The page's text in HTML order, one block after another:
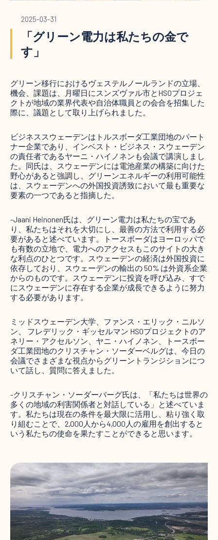
2025-03-31
「グリーン電力は私たちの金で
す」
グリーン移行におけるヴェステルノールランドの立場、
機会、課題は、月曜日にスンズヴァル市とHSOプロジェ
クトが地域の業界代表や自治体職員との会合を招集した
際に、議題として取り上げられました。
ビジネススウェーデンはトルスボーダ工業団地のパート
ナー企業であり、インベスト・ビジネス・スウェーデン
の責任者であるヤーニ・ハイノネンも会議で講演しまし
た。同氏は、スウェーデンには電池産業の構築に向けた
野心があると強調し、グリーンエネルギーの利用可能性
は、スウェーデンへの外国投資誘致において最も重要な
要素の一つであると指摘した。
-Jaani Heinonen氏は、グリーン電力は私たちの宝であ
り、私たちはそれを大切にし、最善の方法で利用する必
要があると述べています。トースボーダはヨーロッパで
も有数の立地で、電力へのアクセスもこのサイトの大き
な利点のひとつです。スウェーデンの経済は外国投資に
依存しており、スウェーデンの輸出の 50% は外資系企業
からのものです。スウェーデンに投資を呼び込み、すで
にスウェーデンに存在する企業が成長できるように努力
する必要があります。
ミッドスウェーデン大学、ファンス・エリック・ニルソ
ン、 フレデリック・ギッセルマン HSOプロジェクトのア
ネリー・アクセルソン、ヤニ・ハイノネン、トースボー
ダ工業団地のクリスチャン・ソーダーベルグは、今日の
会議でさまざまな視点からグリーントランジションにつ
いて話し、質問に答えました。
-クリスチャン・ソーダーバーグ氏は、「私たちは世界の
多くの地域の利害関係者と対話している」と述べていま
す。私たちは現在の条件を最大限に活用し、粘り強く取
り組むことで、2,000人から4,000人の雇用を創出すると
いう私たちの使命を果たすことができると思います。